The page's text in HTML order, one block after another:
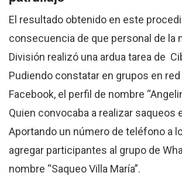
El resultado obtenido en este
consecuencia de que personal de la
División realizó una ardua tarea de
Pudiendo constatar en grupos en red
Facebook, el perfil de nombre
Quien convocaba a realizar saqueos
Aportando un número de teléfono a
agregar participantes al grupo de
nombre “Saqueo Villa María”.